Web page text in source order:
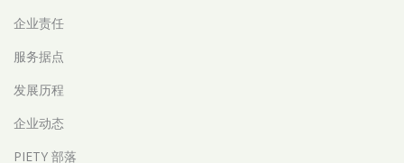
企业责任
服务据点
发展历程
企业动态
PIETY 部落